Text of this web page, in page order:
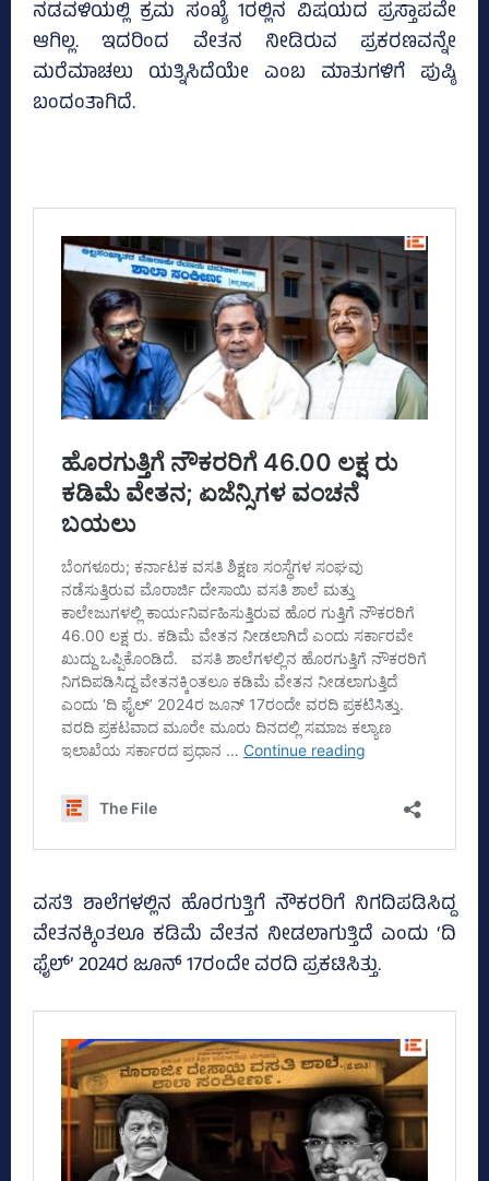
ನಡವಳಿಯಲ್ಲಿ ಕ್ರಮ ಸಂಖ್ಯೆ 1ರಲ್ಲಿನ ವಿಷಯದ ಪ್ರಸ್ತಾಪವೇ
ಆಗಿಲ್ಲ. ಇದರಿಂದ ವೇತನ ನೀಡಿರುವ ಪ್ರಕರಣವನ್ನೇ
ಮರೆಮಾಚಲು ಯತ್ನಿಸಿದೆಯೇ ಎಂಬ ಮಾತುಗಳಿಗೆ ಪುಷ್ಠಿ
ಬಂದಂತಾಗಿದೆ.
ವಸತಿ ಶಾಲೆಗಳಲ್ಲಿನ ಹೊರಗುತ್ತಿಗೆ ನೌಕರರಿಗೆ ನಿಗದಿಪಡಿಸಿದ್ದ
ವೇತನಕ್ಕಿಂತಲೂ ಕಡಿಮೆ ವೇತನ ನೀಡಲಾಗುತ್ತಿದೆ ಎಂದು ‘ದಿ
ಫೈಲ್‌’ 2024ರ ಜೂನ್‌ 17ರಂದೇ ವರದಿ ಪ್ರಕಟಿಸಿತ್ತು.